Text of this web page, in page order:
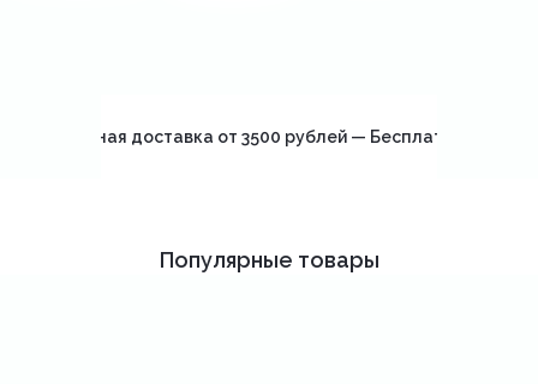
Бесплатная доставка от 3500 рублей — Бесплатная
Популярные товары